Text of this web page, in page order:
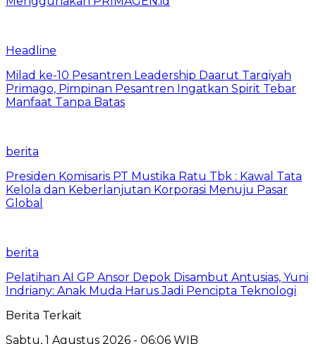
Headline
Milad ke-10 Pesantren Leadership Daarut Tarqiyah
Primago, Pimpinan Pesantren Ingatkan Spirit Tebar
Manfaat Tanpa Batas
berita
Presiden Komisaris PT Mustika Ratu Tbk : Kawal Tata
Kelola dan Keberlanjutan Korporasi Menuju Pasar
Global
berita
Pelatihan AI GP Ansor Depok Disambut Antusias, Yuni
Indriany: Anak Muda Harus Jadi Pencipta Teknologi
Berita Terkait
Sabtu, 1 Agustus 2026 - 06:06 WIB